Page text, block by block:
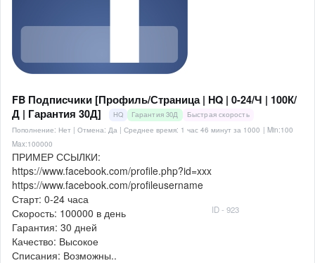
FB Подписчики [Профиль/Страница | HQ | 0-24/Ч | 100К/
Д | Гарантия 30Д]
HQ Гарантия 30Д
Быстрая скорость
Пополнение: Нет | Отмена: Да | Среднее время: 1 час 46 минут за 1000 | Min:100
Max:100000
ПРИМЕР ССЫЛКИ:
https://www.facebook.com/profile.php?id=xxx
https://www.facebook.com/profileusername
Старт: 0-24 часа
Скорость: 100000 в день
Гарантия: 30 дней
Качество: Высокое
Списания: Возможны..
ID - 923